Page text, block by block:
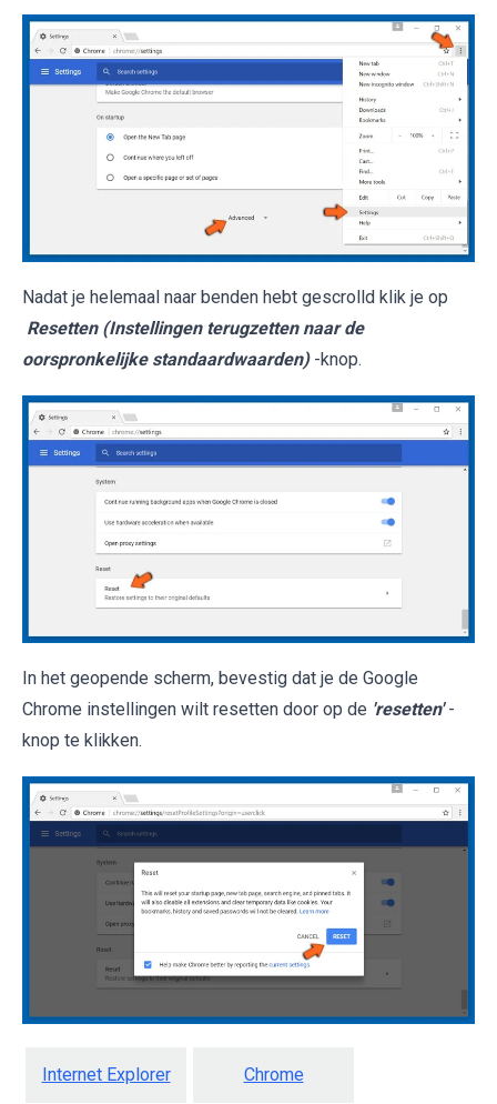
Nadat je helemaal naar benden hebt gescrolld klik je op
Resetten (Instellingen terugzetten naar de
oorspronkelijke standaardwaarden) -knop.
In het geopende scherm, bevestig dat je de Google
Chrome instellingen wilt resetten door op de 'resetten' -
knop te klikken.
Internet Explorer Chrome